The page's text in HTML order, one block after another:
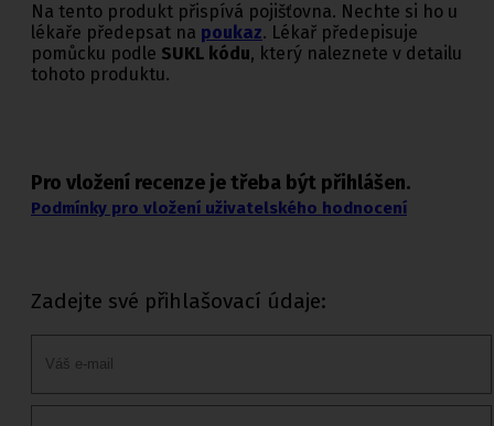
Na tento produkt přispívá pojišťovna. Nechte si ho u
lékaře předepsat na poukaz. Lékař předepisuje
pomůcku podle SUKL kódu, který naleznete v detailu
tohoto produktu.
Pro vložení recenze je třeba být přihlášen.
Podmínky pro vložení uživatelského hodnocení
Zadejte své přihlašovací údaje: